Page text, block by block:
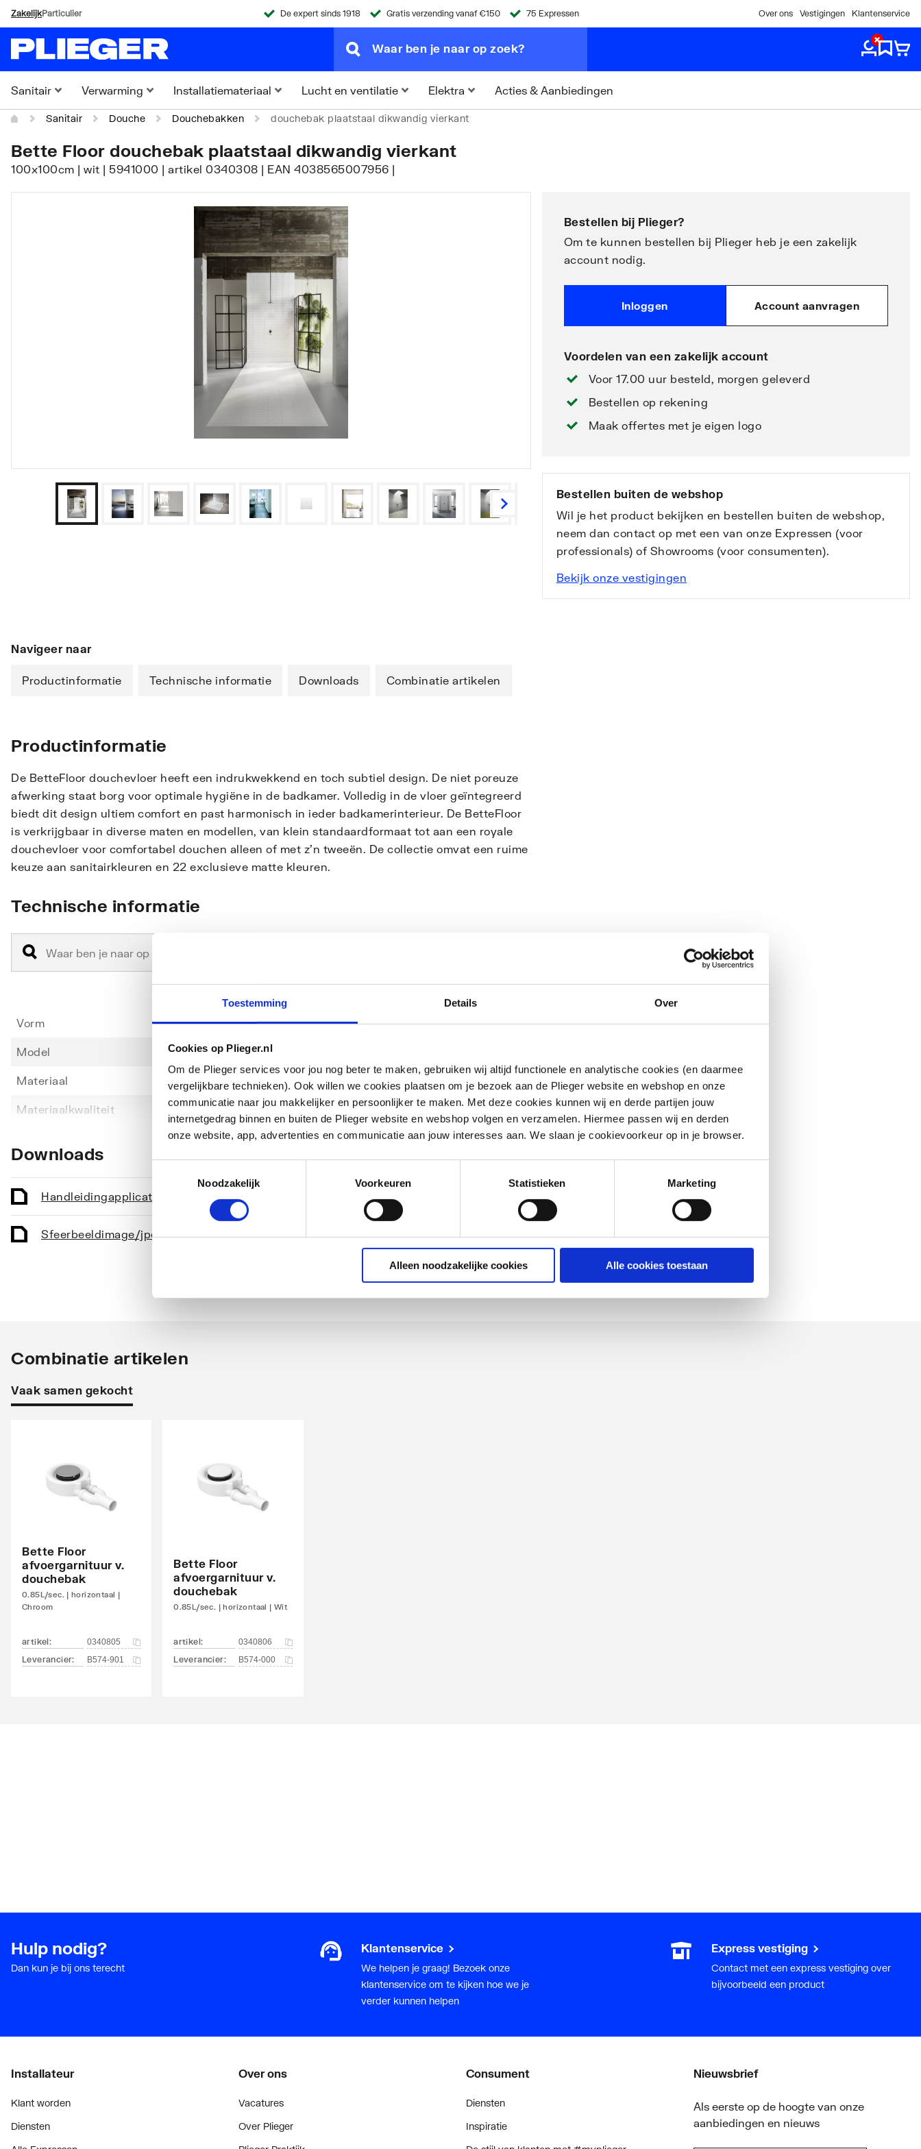
Toestemming Details Over
Cookies op Plieger.nl
Om de Plieger services voor jou nog beter te maken, gebruiken wij altijd functionele en analytische cookies (en daarmee
vergelijkbare technieken). Ook willen we cookies plaatsen om je bezoek aan de Plieger website en webshop en onze
communicatie naar jou makkelijker en persoonlijker te maken. Met deze cookies kunnen wij en derde partijen jouw
internetgedrag binnen en buiten de Plieger website en webshop volgen en verzamelen. Hiermee passen wij en derden
onze website, app, advertenties en communicatie aan jouw interesses aan. We slaan je cookievoorkeur op in je browser.
Noodzakelijk
Voorkeuren Statistieken Marketing
Alleen noodzakelijke cookies Alle cookies toestaan
ZakelijkParticulier De expert sinds 1918 Gratis verzending vanaf €150 75 Expressen Over ons Vestigingen Klantenservice
Sanitair Verwarming Installatiemateriaal Lucht en ventilatie Elektra Acties & Aanbiedingen
Sanitair Douche Douchebakken douchebak plaatstaal dikwandig vierkant
Bette Floor douchebak plaatstaal dikwandig vierkant
100x100cm | wit | 5941000 | artikel 0340308 | EAN 4038565007956 |
Bestellen bij Plieger?
Om te kunnen bestellen bij Plieger heb je een zakelijk
account nodig.
Inloggen Account aanvragen
Voordelen van een zakelijk account
Voor 17.00 uur besteld, morgen geleverd
Bestellen op rekening
Maak offertes met je eigen logo
Bestellen buiten de webshop
Wil je het product bekijken en bestellen buiten de webshop,
neem dan contact op met een van onze Expressen (voor
professionals) of Showrooms (voor consumenten).
Bekijk onze vestigingen
Navigeer naar
Productinformatie Technische informatie Downloads Combinatie artikelen
Productinformatie
De BetteFloor douchevloer heeft een indrukwekkend en toch subtiel design. De niet poreuze
afwerking staat borg voor optimale hygiëne in de badkamer. Volledig in de vloer geïntegreerd
biedt dit design ultiem comfort en past harmonisch in ieder badkamerinterieur. De BetteFloor
is verkrijgbaar in diverse maten en modellen, van klein standaardformaat tot aan een royale
douchevloer voor comfortabel douchen alleen of met z'n tweeën. De collectie omvat een ruime
keuze aan sanitairkleuren en 22 exclusieve matte kleuren.
Technische informatie
Vorm Vierkant
Model Universeel
Materiaal Staal
Materiaalkwaliteit Overig
1000
Hoogte
Kleur
Vuilafstotend
Toon meer
Downloads
Handleidingapplication/pdf 247 KB
Sfeerbeeldimage/jpeg,137 KB
Combinatie artikelen
Vaak samen gekocht
Bette Floor
afvoergarnituur v.
douchebak
0.85L/sec. | horizontaal |
Chroom
artikel: 0340805
Leverancier: B574-901
Bette Floor
afvoergarnituur v.
douchebak
0.85L/sec. | horizontaal | Wit
artikel: 0340806
Leverancier: B574-000
Hulp nodig?
Dan kun je bij ons terecht
Klantenservice
We helpen je graag! Bezoek onze
klantenservice om te kijken hoe we je
verder kunnen helpen
Express vestiging
Contact met een express vestiging over
bijvoorbeeld een product
Installateur
Klant worden
Diensten
Over ons
Vacatures
Over Plieger
Consument
Diensten
Inspiratie
Nieuwsbrief
Als eerste op de hoogte van onze
aanbiedingen en nieuws